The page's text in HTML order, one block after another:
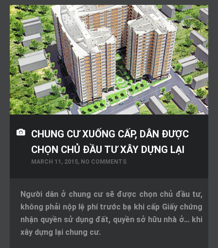
CHUNG CƯ XUỐNG CẤP, DÂN ĐƯỢC
CHỌN CHỦ ĐẦU TƯ XÂY DỰNG LẠI
MARCH 11, 2015, NO COMMENTS
Người dân ở chung cư sẽ được chọn chủ đầu tư,
không phải nộp lệ phí trước bạ khi cấp Giấy chứng
nhận quyền sử dụng đất, quyền sở hữu nhà ở… khi
xây dựng lại chung cư.